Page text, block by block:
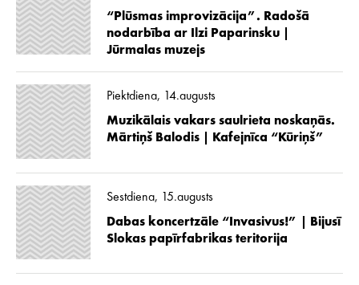
“Plūsmas improvizācija”. Radošā
nodarbība ar Ilzi Paparinsku |
Jūrmalas muzejs
Piektdiena, 14.augusts
Muzikālais vakars saulrieta noskaņās.
Mārtiņš Balodis | Kafejnīca “Kūriņš”
Sestdiena, 15.augusts
Dabas koncertzāle “Invasivus!” | Bijusī
Slokas papīrfabrikas teritorija